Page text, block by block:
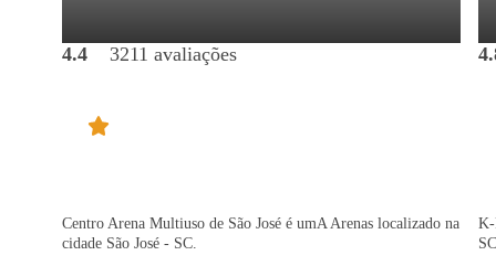
4.4 3211 avaliações
Centro Arena Multiuso de São José é umA Arenas localizado na
cidade São José - SC.
K-